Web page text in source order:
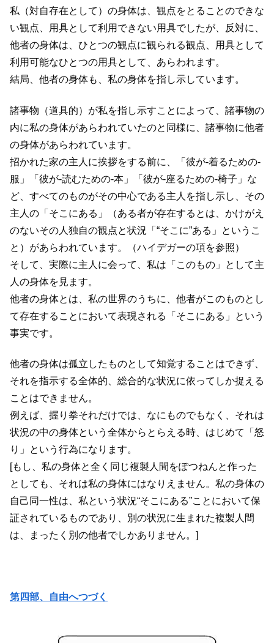
私（対自存在として）の身体は、観点をとることのできな
い観点、用具として利用できない用具でしたが、反対に、
他者の身体は、ひとつの観点に観られる観点、用具として
利用可能なひとつの用具として、あらわれます。
結局、他者の身体も、私の身体を指し示しています。
諸事物（道具的）が私を指し示すことによって、諸事物の
内に私の身体があらわれていたのと同様に、諸事物に他者
の身体があらわれています。
招かれた家の主人に挨拶をする前に、「彼が-着るための-
服」「彼が-読むための-本」「彼が-座るための-椅子」な
ど、すべてのものがその中心である主人を指し示し、その
主人の「そこにある」（ある者が存在するとは、かけがえ
のないその人独自の観点と状況「“そこに”ある」というこ
と）があらわれています。（ハイデガーの項を参照）
そして、実際に主人に会って、私は「このもの」として主
人の身体を見ます。
他者の身体とは、私の世界のうちに、他者がこのものとし
て存在することにおいて表現される「そこにある」という
事実です。
他者の身体は孤立したものとして知覚することはできず、
それを指示する全体的、総合的な状況に依ってしか捉える
ことはできません。
例えば、握り拳それだけでは、なにものでもなく、それは
状況の中の身体という全体からとらえる時、はじめて「怒
り」という行為になります。
[もし、私の身体と全く同じ複製人間をぽつねんと作った
としても、それは私の身体にはなりえません。私の身体の
自己同一性は、私という状況“そこにある”ことにおいて保
証されているものであり、別の状況に生まれた複製人間
は、まったく別の他者でしかありません。]
第四部、自由へつづく